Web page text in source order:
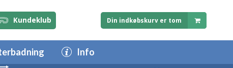
Kundeklub Din indkøbskurv er tom
Info